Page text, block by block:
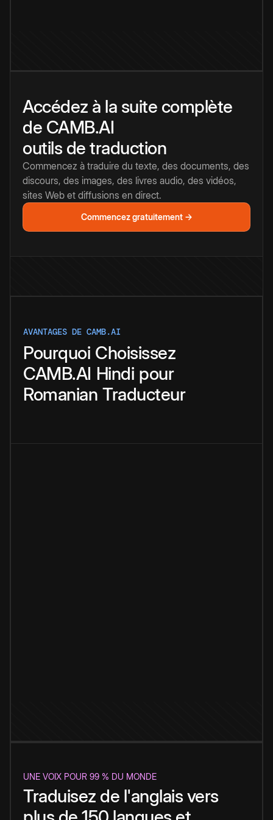
Accédez à la suite complète
de CAMB.AI
outils de traduction
Commencez à traduire du texte, des documents, des
discours, des images, des livres audio, des vidéos,
sites Web et diffusions en direct.
Commencez gratuitement →
AVANTAGES DE CAMB.AI
Pourquoi Choisissez
CAMB.AI Hindi pour
Romanian Traducteur
UNE VOIX POUR 99 % DU MONDE
Traduisez de l'anglais vers